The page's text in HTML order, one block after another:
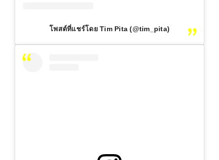
โพสต์ที่แชร์โดย Tim Pita (@tim_pita)